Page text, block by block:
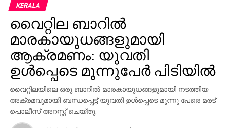
നടപ്പാക്കാന്‍ രാജ്യാന്തര സമൂഹം
നടപടികളെടുക്കണമെന്നും അദ്ദേഹം ആവശ്യപ്പെട്ടു.
സിറിയന്‍ പ്രതിസന്ധിക്ക് രാഷ്ട്രീയ പരിഹാരം
സാധ്യമാക്കുന്നതിന് ജനീവ ഒന്നാം പ്രസ്താവനയ്ക്ക്
അനുസൃതമായി നിയമപരവും ധാര്‍മികവുമായ
ഉത്തരവാദിത്വം നിറവേറ്റാന്‍ രാജ്യാന്തര സമൂഹം
തയാറാകണം. സിറിയന്‍ സമൂഹത്തിന് മാനുഷിക
കാരുണ്യ സഹായം ലഭ്യമാക്കാനും സന്നദ്ധത
പ്രകടിപ്പിക്കണം. സിറിയയ്ക്ക് സഹായം
ലഭ്യമാക്കുന്നതില്‍ ഖത്തര്‍ പിന്നോട്ടില്ലെന്നും അദ്ദേഹം
KERALA
വൈറ്റില ബാറില്‍
മാരകായുധങ്ങളുമായി
ആക്രമണം: യുവതി
ഉള്‍പ്പെടെ മൂന്നുപേര്‍ പിടിയില്‍
വൈറ്റിലയിലെ ഒരു ബാറില്‍ മാരകായുധങ്ങളുമായി നടത്തിയ
അക്രമവുമായി ബന്ധപ്പെട്ട് യുവതി ഉള്‍പ്പെടെ മൂന്നു പേരെ മരട്
പൊലീസ് അറസ്റ്റ് ചെയ്തു.